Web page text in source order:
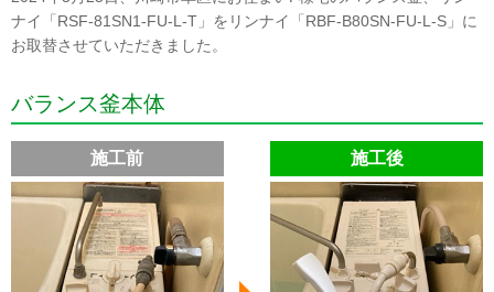
ナイ「RSF-81SN1-FU-L-T」をリンナイ「RBF-B80SN-FU-L-S」に
お取替させていただきました。
バランス釜本体
施工前 施工後